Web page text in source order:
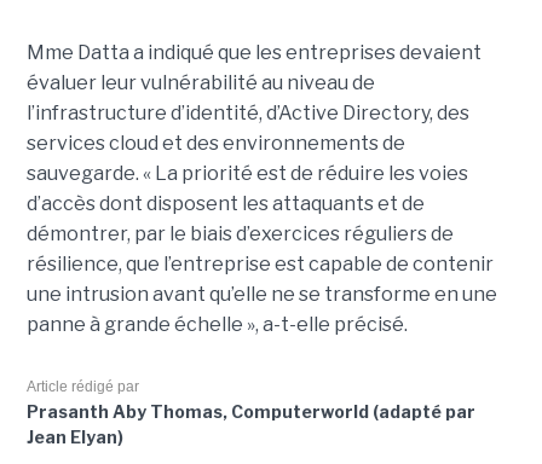
Mme Datta a indiqué que les entreprises devaient
évaluer leur vulnérabilité au niveau de
l’infrastructure d’identité, d’Active Directory, des
services cloud et des environnements de
sauvegarde. « La priorité est de réduire les voies
d’accès dont disposent les attaquants et de
démontrer, par le biais d’exercices réguliers de
résilience, que l’entreprise est capable de contenir
une intrusion avant qu’elle ne se transforme en une
panne à grande échelle », a-t-elle précisé.
Article rédigé par
Prasanth Aby Thomas, Computerworld (adapté par
Jean Elyan)